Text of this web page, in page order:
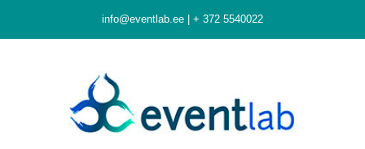
to
info@eventlab.ee + 372 5540022